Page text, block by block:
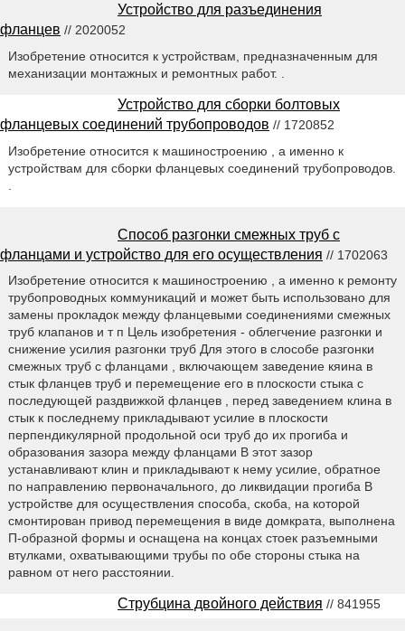
Устройство для разъединения
фланцев // 2020052
Изобретение относится к устройствам, предназначенным для
механизации монтажных и ремонтных работ. .
Устройство для сборки болтовых
фланцевых соединений трубопроводов // 1720852
Изобретение относится к машиностроению , а именно к
устройствам для сборки фланцевых соединений трубопроводов.
Способ разгонки смежных труб с
фланцами и устройство для его осуществления // 1702063
Изобретение относится к машиностроению , а именно к ремонту
трубопроводных коммуникаций и может быть использовано для
замены прокладок между фланцевыми соединениями смежных
труб клапанов и т п Цель изобретения - облегчение разгонки и
снижение усилия разгонки труб Для этого в слособе разгонки
смежных труб с фланцами , включающем заведение кяина в
стык фланцев труб и перемещение его в плоскости стыка с
последующей раздвижкой фланцев , перед заведением клина в
стык к последнему прикладывают усилие в плоскости
перпендикулярной продольной оси труб до их прогиба и
образования зазора между фланцами В этот зазор
устанавливают клин и прикладывают к нему усилие, обратное
по направлению первоначального, до ликвидации прогиба В
устройстве для осуществления способа, скоба, на которой
смонтирован привод перемещения в виде домкрата, выполнена
П-образной формы и оснащена на концах стоек разъемными
втулками, охватывающими трубы по обе стороны стыка на
равном от него расстоянии.
Струбцина двойного действия // 841955